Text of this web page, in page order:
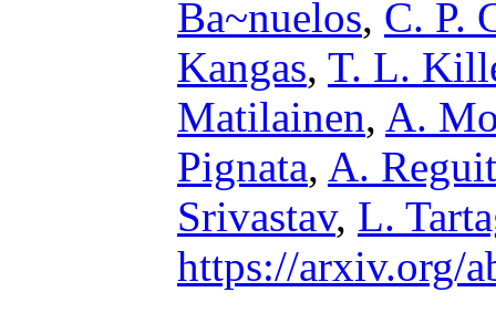
Ba~nuelos, C. P.
Kangas, T. L.
Matilainen, A.
Pignata, A.
Srivastav, L.
https://arxiv.org/